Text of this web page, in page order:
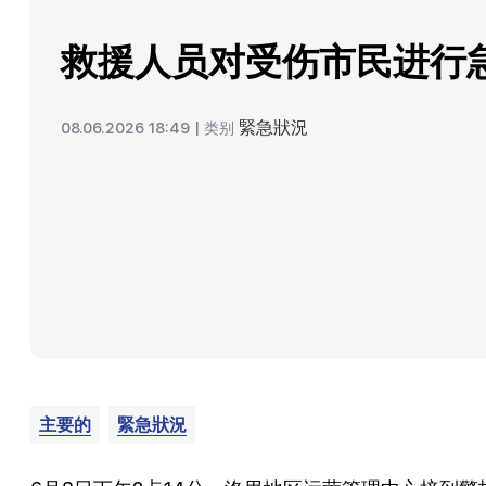
救援人员对受伤市民进行
08.06.2026 18:49 | 类别 緊急狀況
主要的 緊急狀況